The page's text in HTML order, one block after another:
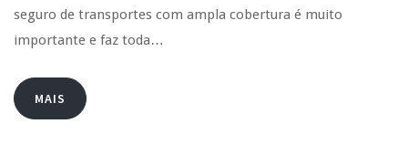
seguro de transportes com ampla cobertura é muito
importante e faz toda…
MAIS